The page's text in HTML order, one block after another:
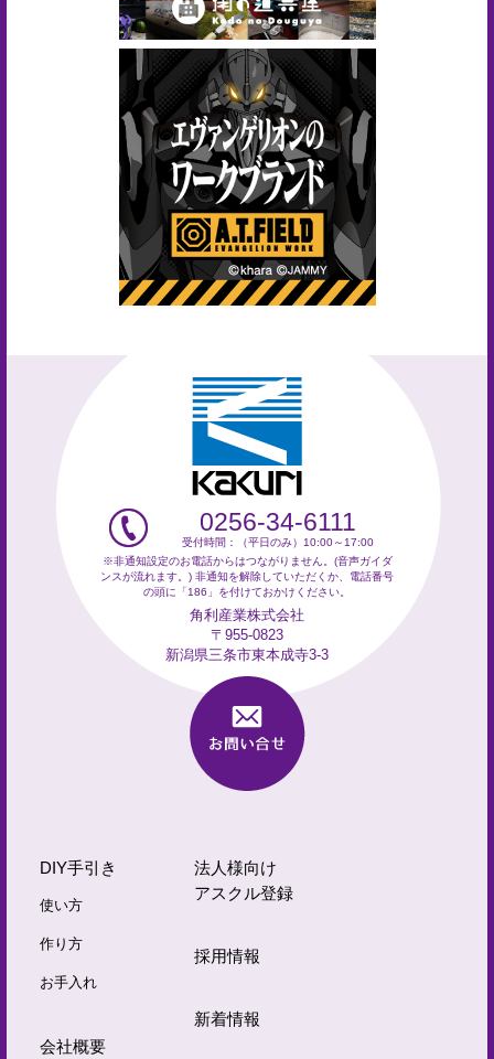
0256-34-6111
受付時間：（平日のみ）10:00～17:00
※非通知設定のお電話からはつながりません。(音声ガイダ
ンスが流れます。) 非通知を解除していただくか、電話番号
の頭に「186」を付けておかけください。
角利産業株式会社
〒955-0823
新潟県三条市東本成寺3-3
DIY手引き
使い方
作り方
お手入れ
会社概要
法人様向け
アスクル登録
採用情報
新着情報